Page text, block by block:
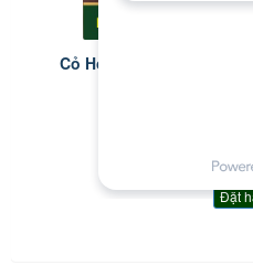
Cỏ Hoa Vàng - Độc cước
Đặt